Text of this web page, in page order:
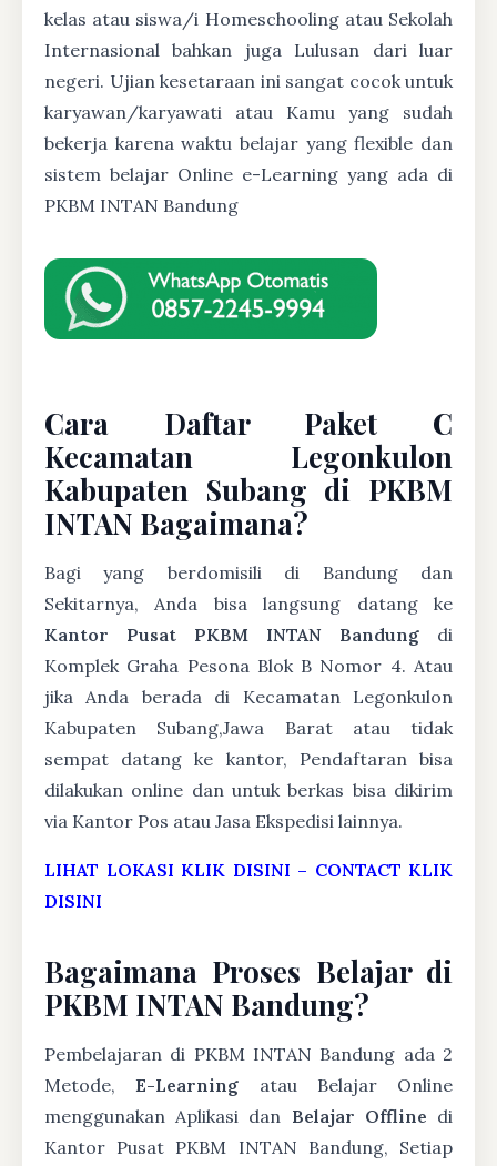
kelas atau siswa/i Homeschooling atau Sekolah
Internasional bahkan juga Lulusan dari luar
negeri. Ujian kesetaraan ini sangat cocok untuk
karyawan/karyawati atau Kamu yang sudah
bekerja karena waktu belajar yang flexible dan
sistem belajar Online e-Learning yang ada di
PKBM INTAN Bandung
Cara Daftar Paket C
Kecamatan Legonkulon
Kabupaten Subang di PKBM
INTAN Bagaimana?
Bagi yang berdomisili di Bandung dan
Sekitarnya, Anda bisa langsung datang ke
Kantor Pusat PKBM INTAN Bandung di
Komplek Graha Pesona Blok B Nomor 4. Atau
jika Anda berada di Kecamatan Legonkulon
Kabupaten Subang,Jawa Barat atau tidak
sempat datang ke kantor, Pendaftaran bisa
dilakukan online dan untuk berkas bisa dikirim
via Kantor Pos atau Jasa Ekspedisi lainnya.
LIHAT LOKASI KLIK DISINI – CONTACT KLIK
DISINI
Bagaimana Proses Belajar di
PKBM INTAN Bandung?
Pembelajaran di PKBM INTAN Bandung ada 2
Metode,E-Learning atau Belajar Online
menggunakan Aplikasi dan Belajar Offline di
Kantor Pusat PKBM INTAN Bandung, Setiap